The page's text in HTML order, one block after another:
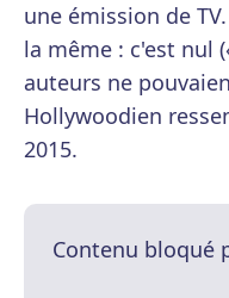
une émission de
la même : c'est nul
auteurs ne
Hollywoodien
2015.
Contenu bloqué